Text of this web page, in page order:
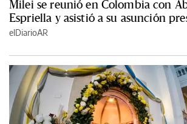
Milei se reunió en Colombia con
Espriella y asistió a su asunción
elDiarioAR